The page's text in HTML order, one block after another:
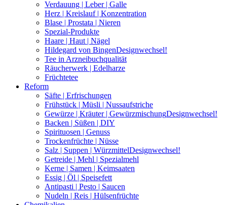
Verdauung | Leber | Galle
Herz | Kreislauf | Konzentration
Blase | Prostata | Nieren
Spezial-Produkte
Haare | Haut | Nägel
Hildegard von BingenDesignwechsel!
Tee in Arzneibuchqualität
Räucherwerk | Edelharze
Früchtetee
Reform
Säfte | Erfrischungen
Frühstück | Müsli | Nussaufstriche
Gewürze | Kräuter | GewürzmischungDesignwechsel!
Backen | Süßen | DIY
Spirituosen | Genuss
Trockenfrüchte | Nüsse
Salz | Suppen | WürzmittelDesignwechsel!
Getreide | Mehl | Spezialmehl
Kerne | Samen | Keimsaaten
Essig | Öl | Speisefett
Antipasti | Pesto | Saucen
Nudeln | Reis | Hülsenfrüchte